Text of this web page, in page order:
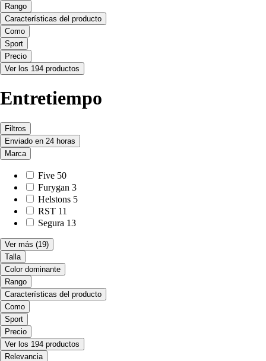
Rango
Características del producto
Como
Sport
Precio
Ver los 194 productos
Entretiempo
Filtros
Enviado en 24 horas
Marca
Five 50
Furygan 3
Helstons 5
RST 11
Segura 13
Ver más (19)
Talla
Color dominante
Rango
Características del producto
Como
Sport
Precio
Ver los 194 productos
Relevancia